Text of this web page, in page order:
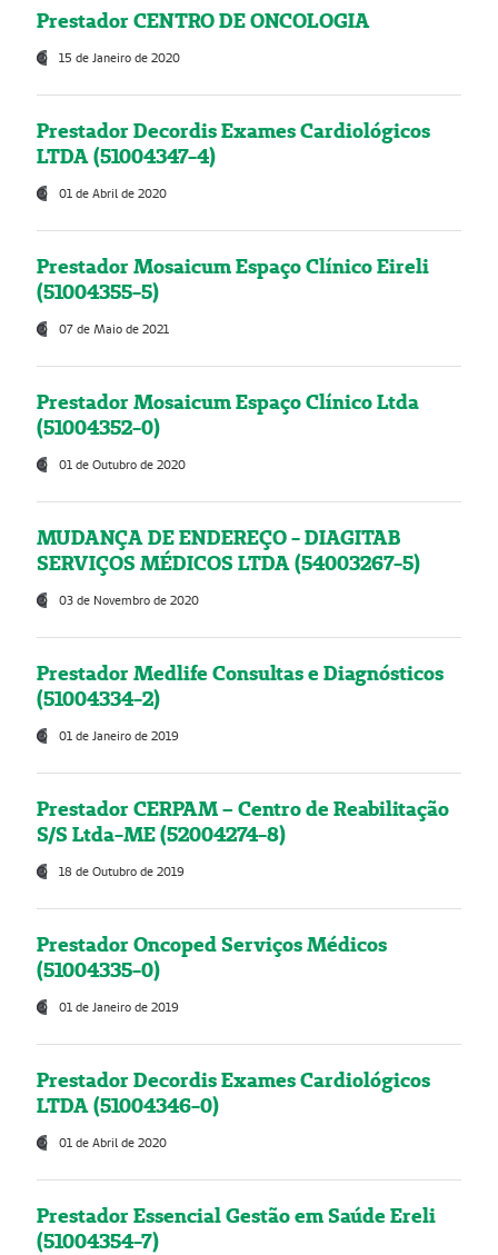
Prestador CENTRO DE ONCOLOGIA
15 de Janeiro de 2020
Prestador Decordis Exames Cardiológicos
LTDA (51004347-4)
01 de Abril de 2020
Prestador Mosaicum Espaço Clínico Eireli
(51004355-5)
07 de Maio de 2021
Prestador Mosaicum Espaço Clínico Ltda
(51004352-0)
01 de Outubro de 2020
MUDANÇA DE ENDEREÇO - DIAGITAB
SERVIÇOS MÉDICOS LTDA (54003267-5)
03 de Novembro de 2020
Prestador Medlife Consultas e Diagnósticos
(51004334-2)
01 de Janeiro de 2019
Prestador CERPAM – Centro de Reabilitação
S/S Ltda-ME (52004274-8)
18 de Outubro de 2019
Prestador Oncoped Serviços Médicos
(51004335-0)
01 de Janeiro de 2019
Prestador Decordis Exames Cardiológicos
LTDA (51004346-0)
01 de Abril de 2020
Prestador Essencial Gestão em Saúde Ereli
(51004354-7)